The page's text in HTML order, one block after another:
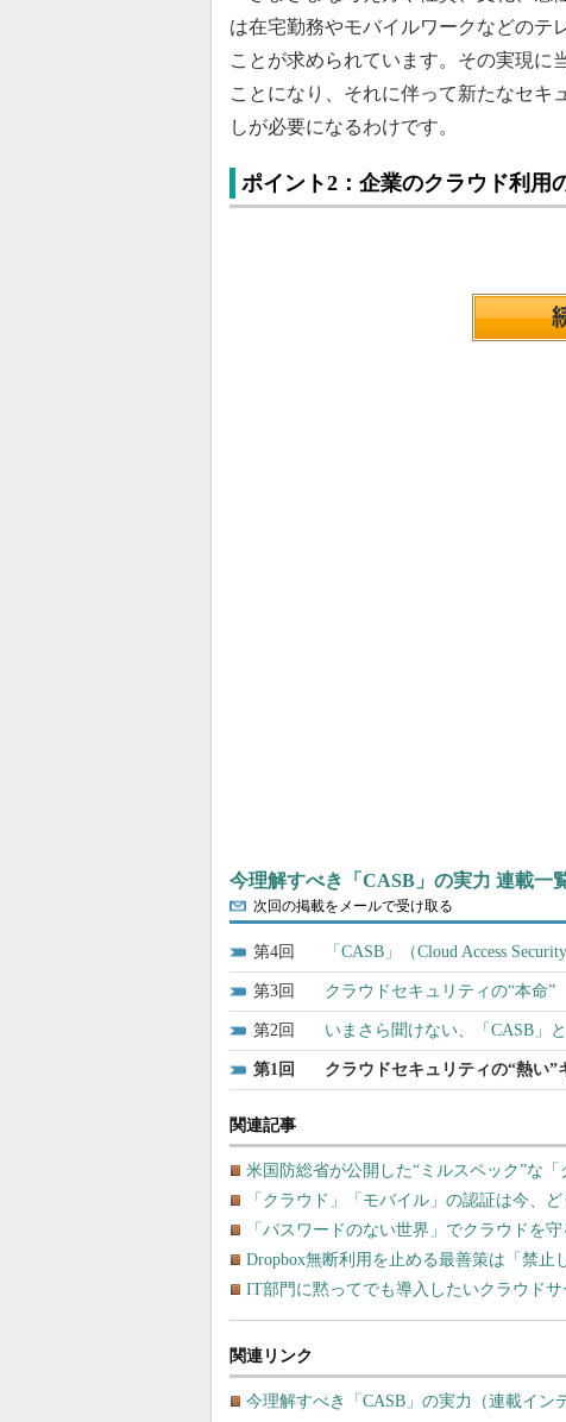
は在宅勤務やモバイルワークなどのテ
ことが求められています。その実現に
ことになり、それに伴って新たなセキ
しが必要になるわけです。
ポイント2：企業のクラウド利用
今理解すべき「CASB」の実力 連載一
次回の掲載をメールで受け取る
4 「CASB」（Cloud Access
3 クラウドセキュリティの“本命
2 いまさら聞けない、「CASB」
1 クラウドセキュリティの“熱い
関連記事
米国防総省が公開した“ミルスペック”な
「クラウド」「モバイル」の認証は今、
「パスワードのない世界」でクラウド
Dropbox無断利用を止める最善策は「禁止
IT部門に黙ってでも導入したいクラウド
関連リンク
今理解すべき「CASB」の実力（連載イン